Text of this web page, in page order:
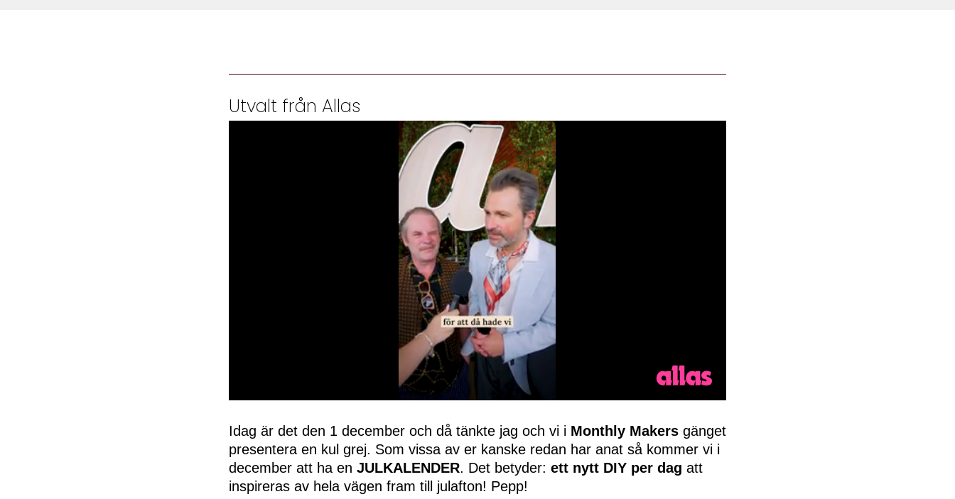
Utvalt från Allas
of
50
secondsVolume
0%
Idag är det den 1 december och då tänkte jag och vi i Monthly Makers gänget
presentera en kul grej. Som vissa av er kanske redan har anat så kommer vi i
december att ha en JULKALENDER. Det betyder: ett nytt DIY per dag att
inspireras av hela vägen fram till julafton! Pepp!